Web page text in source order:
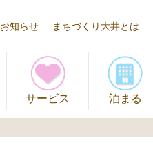
お知らせ まちづくり大井とは
サービス 泊まる